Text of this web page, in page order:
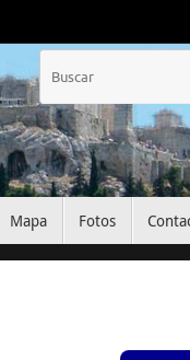
Mapa Fotos